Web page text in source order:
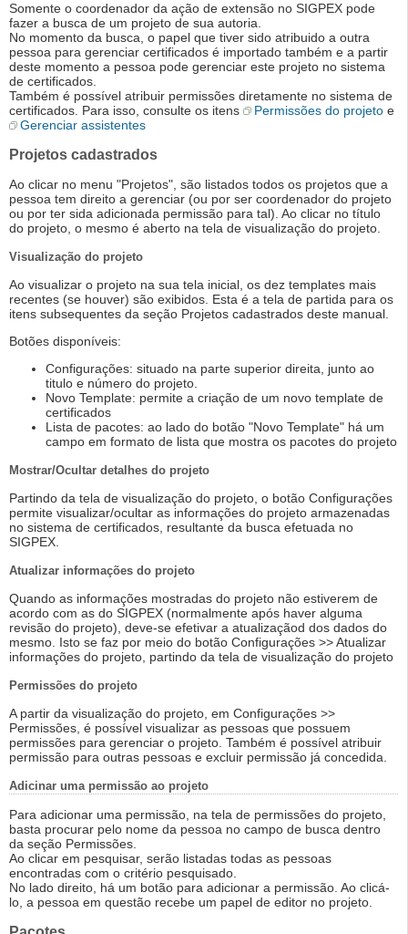
Somente o coordenador da ação de extensão no SIGPEX pode
fazer a busca de um projeto de sua autoria.
No momento da busca, o papel que tiver sido atribuido a outra
pessoa para gerenciar certificados é importado também e a partir
deste momento a pessoa pode gerenciar este projeto no sistema
de certificados.
Também é possível atribuir permissões diretamente no sistema de
certificados. Para isso, consulte os itens
Permissões do projeto e
Gerenciar assistentes
Projetos cadastrados
Ao clicar no menu "Projetos", são listados todos os projetos que a
pessoa tem direito a gerenciar (ou por ser coordenador do projeto
ou por ter sida adicionada permissão para tal). Ao clicar no título
do projeto, o mesmo é aberto na tela de visualização do projeto.
Visualização do projeto
Ao visualizar o projeto na sua tela inicial, os dez templates mais
recentes (se houver) são exibidos. Esta é a tela de partida para os
itens subsequentes da seção Projetos cadastrados deste manual.
Botões disponíveis:
Configurações: situado na parte superior direita, junto ao
titulo e número do projeto.
Novo Template: permite a criação de um novo template de
certificados
Lista de pacotes: ao lado do botão "Novo Template" há um
campo em formato de lista que mostra os pacotes do projeto
Mostrar/Ocultar detalhes do projeto
Partindo da tela de visualização do projeto, o botão Configurações
permite visualizar/ocultar as informações do projeto armazenadas
no sistema de certificados, resultante da busca efetuada no
SIGPEX.
Atualizar informações do projeto
Quando as informações mostradas do projeto não estiverem de
acordo com as do SIGPEX (normalmente após haver alguma
revisão do projeto), deve-se efetivar a atualizaçãod dos dados do
mesmo. Isto se faz por meio do botão Configurações >> Atualizar
informações do projeto, partindo da tela de visualização do projeto
Permissões do projeto
A partir da visualização do projeto, em Configurações >>
Permissões, é possível visualizar as pessoas que possuem
permissões para gerenciar o projeto. Também é possível atribuir
permissão para outras pessoas e excluir permissão já concedida.
Adicinar uma permissão ao projeto
Para adicionar uma permissão, na tela de permissões do projeto,
basta procurar pelo nome da pessoa no campo de busca dentro
da seção Permissões.
Ao clicar em pesquisar, serão listadas todas as pessoas
encontradas com o critério pesquisado.
No lado direito, há um botão para adicionar a permissão. Ao clicá-
lo, a pessoa em questão recebe um papel de editor no projeto.